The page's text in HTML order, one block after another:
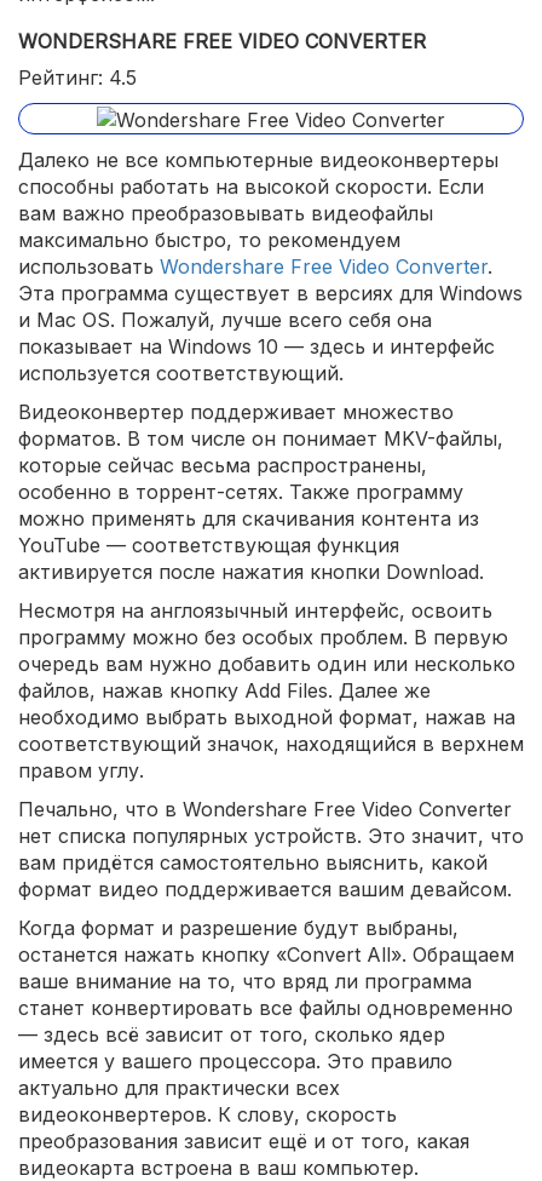
WONDERSHARE FREE VIDEO CONVERTER
Рейтинг: 4.5
Далеко не все компьютерные видеоконвертеры
способны работать на высокой скорости. Если
вам важно преобразовывать видеофайлы
максимально быстро, то рекомендуем
использовать Wondershare Free Video Converter.
Эта программа существует в версиях для Windows
и Mac OS. Пожалуй, лучше всего себя она
показывает на Windows 10 — здесь и интерфейс
используется соответствующий.
Видеоконвертер поддерживает множество
форматов. В том числе он понимает MKV-файлы,
которые сейчас весьма распространены,
особенно в торрент-сетях. Также программу
можно применять для скачивания контента из
YouTube — соответствующая функция
активируется после нажатия кнопки Download.
Несмотря на англоязычный интерфейс, освоить
программу можно без особых проблем. В первую
очередь вам нужно добавить один или несколько
файлов, нажав кнопку Add Files. Далее же
необходимо выбрать выходной формат, нажав на
соответствующий значок, находящийся в верхнем
правом углу.
Печально, что в Wondershare Free Video Converter
нет списка популярных устройств. Это значит, что
вам придётся самостоятельно выяснить, какой
формат видео поддерживается вашим девайсом.
Когда формат и разрешение будут выбраны,
останется нажать кнопку «Convert All». Обращаем
ваше внимание на то, что вряд ли программа
станет конвертировать все файлы одновременно
— здесь всё зависит от того, сколько ядер
имеется у вашего процессора. Это правило
актуально для практически всех
видеоконвертеров. К слову, скорость
преобразования зависит ещё и от того, какая
видеокарта встроена в ваш компьютер.